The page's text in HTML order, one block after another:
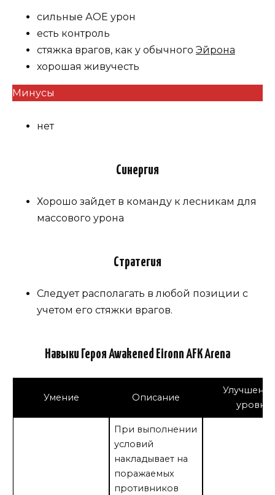
сильные АОЕ урон
есть контроль
стяжка врагов, как у обычного Эйрона
хорошая живучесть
Минусы
нет
Синергия
Хорошо зайдет в команду к лесникам для
массового урона
Стратегия
Следует располагать в любой позиции с
учетом его стяжки врагов.
Навыки Героя Awakened Eironn AFK Arena
Умение Описание
уровнях
При выполнении
условий
накладывает на
поражаемых
противников